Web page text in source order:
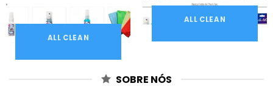
ALL CLEAN
ALL CLEAN
SOBRE NÓS